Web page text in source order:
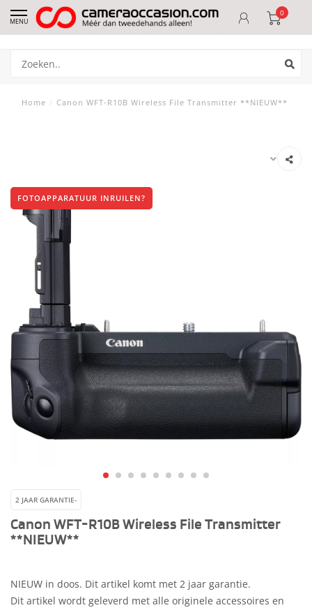
MENU
0
Home / Canon WFT-R10B Wireless File Transmitter **NIEUW**
FOTOAPPARATUUR INRUILEN?
2 JAAR GARANTIE-
Canon WFT-R10B Wireless File Transmitter
**NIEUW**
NIEUW in doos. Dit artikel komt met 2 jaar garantie.
Dit artikel wordt geleverd met alle originele accessoires en